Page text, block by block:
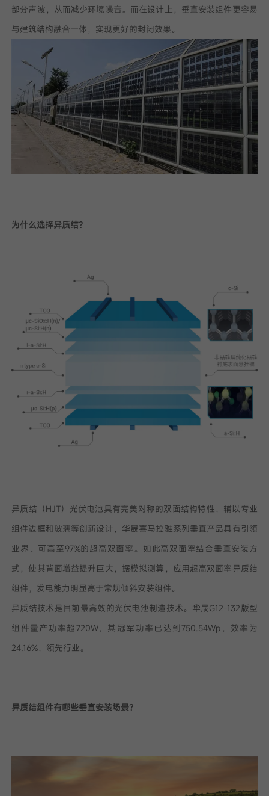
部分声波，从而减少环境噪音。而在设计上，垂直安装组件更容易
与建筑结构融合一体，实现更好的封闭效果。
为什么选择异质结？
异质结（HJT）光伏电池具有完美对称的双面结构特性，辅以专业
组件边框和玻璃等创新设计，华晟喜马拉雅系列垂直产品具有引领
业界、可高至97%的超高双面率。如此高双面率结合垂直安装方
式，使其背面增益提升巨大，据模拟测算，应用超高双面率异质结
组件，发电能力明显高于常规倾斜安装组件。
异质结技术是目前最高效的光伏电池制造技术。华晟G12-132版型
组件量产功率超720W，其冠军功率已达到750.54Wp，效率为
24.16%，领先行业。
异质结组件有哪些垂直安装场景？